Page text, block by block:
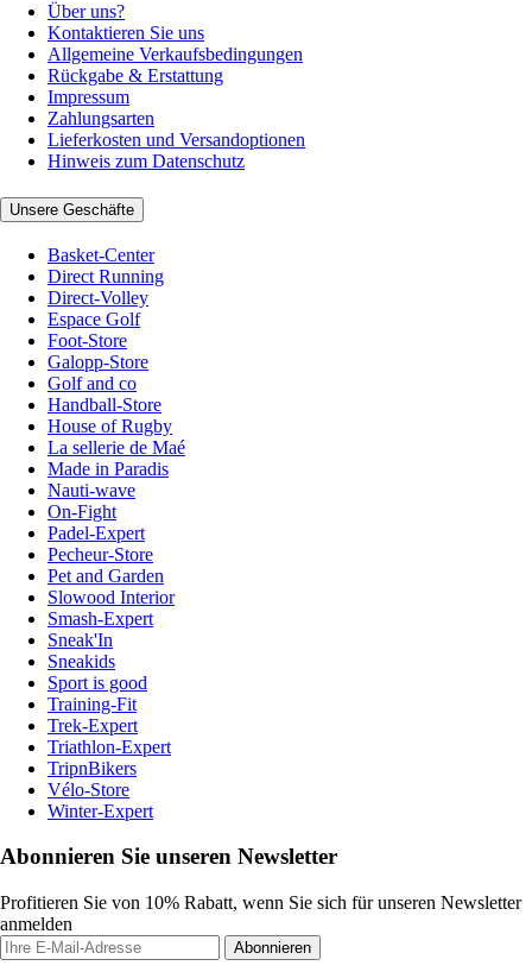
Über uns?
Kontaktieren Sie uns
Allgemeine Verkaufsbedingungen
Rückgabe & Erstattung
Impressum
Zahlungsarten
Lieferkosten und Versandoptionen
Hinweis zum Datenschutz
Unsere Geschäfte
Basket-Center
Direct Running
Direct-Volley
Espace Golf
Foot-Store
Galopp-Store
Golf and co
Handball-Store
House of Rugby
La sellerie de Maé
Made in Paradis
Nauti-wave
On-Fight
Padel-Expert
Pecheur-Store
Pet and Garden
Slowood Interior
Smash-Expert
Sneak'In
Sneakids
Sport is good
Training-Fit
Trek-Expert
Triathlon-Expert
TripnBikers
Vélo-Store
Winter-Expert
Abonnieren Sie unseren Newsletter
Profitieren Sie von 10% Rabatt, wenn Sie sich für unseren Newsletter
anmelden
Abonnieren